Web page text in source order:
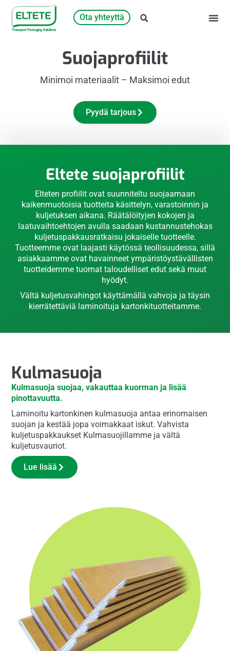
Ota yhteyttä
Suojaprofiilit
Minimoi materiaalit – Maksimoi edut
Pyydä tarjous
Eltete suojaprofiilit
Elteten profiilit ovat suunniteltu suojaamaan
kaikenmuotoisia tuotteita käsittelyn, varastoinnin ja
kuljetuksen aikana. Räätälöityjen kokojen ja
laatuvaihtoehtojen avulla saadaan kustannustehokas
kuljetuspakkausratkaisu jokaiselle tuotteelle.
Tuotteemme ovat laajasti käytössä teollisuudessa, sillä
asiakkaamme ovat havainneet ympäristöystävällisten
tuotteidemme tuomat taloudelliset edut sekä muut
hyödyt.
Vältä kuljetusvahingot käyttämällä vahvoja ja täysin
kierrätettäviä laminoituja kartonkituotteitamme.
Kulmasuoja
Kulmasuoja suojaa, vakauttaa kuorman ja lisää
pinottavuutta.
Laminoitu kartonkinen kulmasuoja antaa erinomaisen
suojan ja kestää jopa voimakkaat iskut. Vahvista
kuljetuspakkaukset Kulmasuojillamme ja vältä
kuljetusvauriot.
Lue lisää